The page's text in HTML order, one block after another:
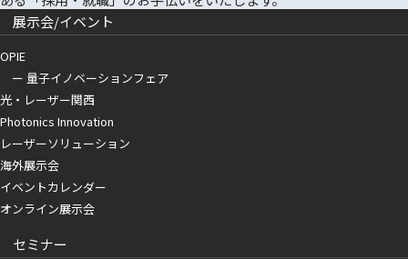
展示会/イベント
OPIE
ー 量子イノベーションフェア
光・レーザー関西
Photonics Innovation
レーザーソリューション
海外展示会
イベントカレンダー
オンライン展示会
セミナー